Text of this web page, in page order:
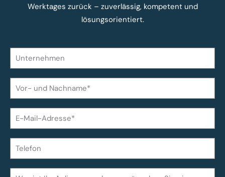
Werktages zurück – zuverlässig, kompetent und
lösungsorientiert.